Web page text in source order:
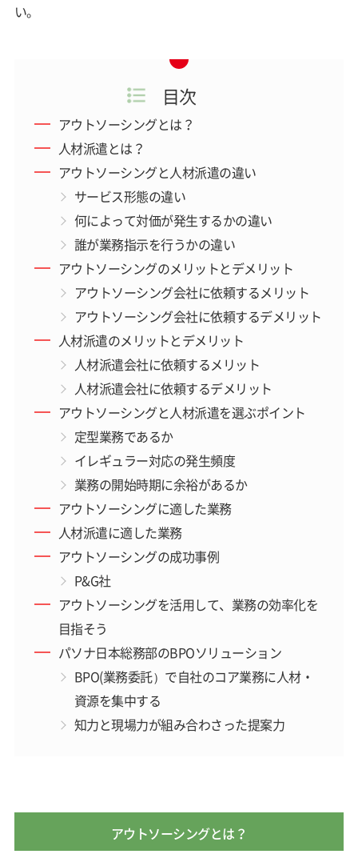
い。
目次
アウトソーシングとは？
人材派遣とは？
アウトソーシングと人材派遣の違い
サービス形態の違い
何によって対価が発生するかの違い
誰が業務指示を行うかの違い
アウトソーシングのメリットとデメリット
アウトソーシング会社に依頼するメリット
アウトソーシング会社に依頼するデメリット
人材派遣のメリットとデメリット
人材派遣会社に依頼するメリット
人材派遣会社に依頼するデメリット
アウトソーシングと人材派遣を選ぶポイント
定型業務であるか
イレギュラー対応の発生頻度
業務の開始時期に余裕があるか
アウトソーシングに適した業務
人材派遣に適した業務
アウトソーシングの成功事例
P&G社
アウトソーシングを活用して、業務の効率化を
目指そう
パソナ日本総務部のBPOソリューション
BPO(業務委託）で自社のコア業務に人材・
資源を集中する
知力と現場力が組み合わさった提案力
アウトソーシングとは？